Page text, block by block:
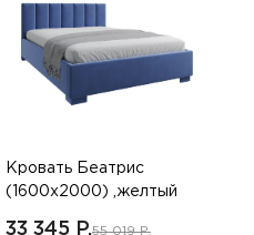
Кровать Беатрис
(1600х2000) ,желтый
33 345 P.55 019 P.